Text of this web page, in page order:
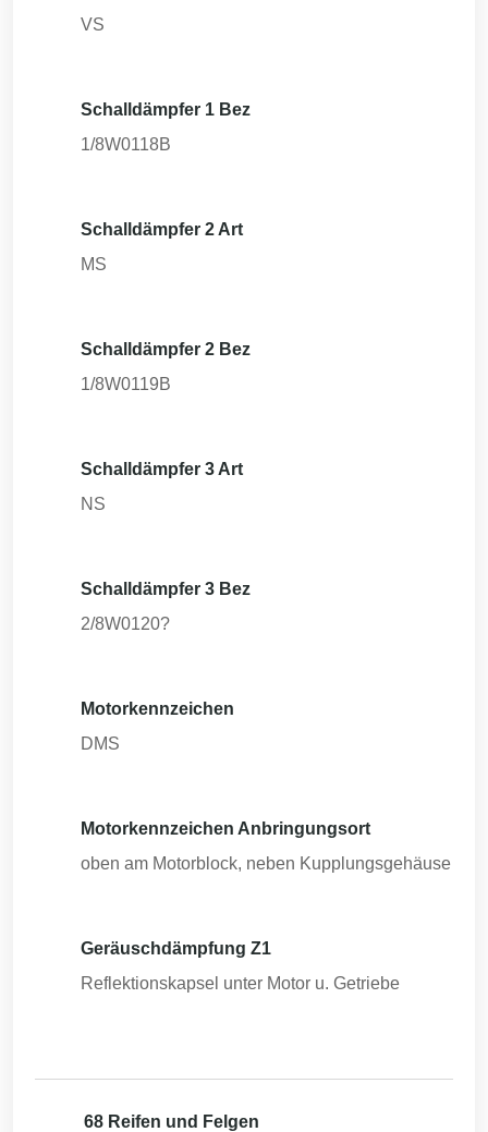
VS
Schalldämpfer 1 Bez
1/8W0118B
Schalldämpfer 2 Art
MS
Schalldämpfer 2 Bez
1/8W0119B
Schalldämpfer 3 Art
NS
Schalldämpfer 3 Bez
2/8W0120?
Motorkennzeichen
DMS
Motorkennzeichen Anbringungsort
oben am Motorblock, neben Kupplungsgehäuse
Geräuschdämpfung Z1
Reflektionskapsel unter Motor u. Getriebe
68 Reifen und Felgen